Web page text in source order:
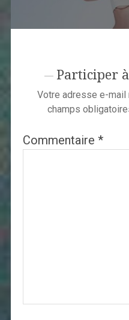
Participer
Votre adresse e-mail
champs
Commentaire *